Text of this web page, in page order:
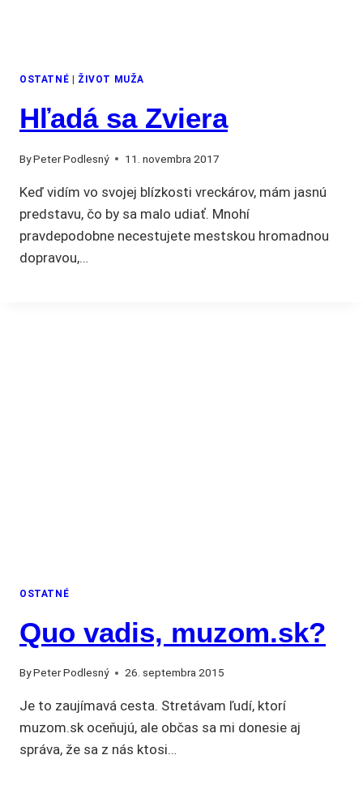
OSTATNÉ ŽIVOT MUŽA
Hľadá sa Zviera
ByPeter Podlesný 11. novembra 2017
Keď vidím vo svojej blízkosti vreckárov, mám jasnú
predstavu, čo by sa malo udiať. Mnohí
pravdepodobne necestujete mestskou hromadnou
dopravou,…
OSTATNÉ
Quo vadis, muzom.sk?
ByPeter Podlesný 26. septembra 2015
Je to zaujímavá cesta. Stretávam ľudí, ktorí
muzom.sk oceňujú, ale občas sa mi donesie aj
správa, že sa z nás ktosi…